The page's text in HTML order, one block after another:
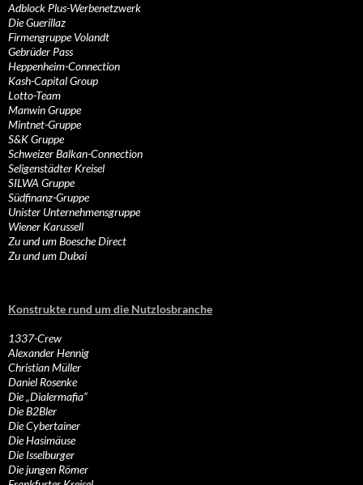
Adblock Plus-Werbenetzwerk
Die Guerillaz
Firmengruppe Volandt
Gebrüder Pass
Heppenheim-Connection
Kash-Capital Group
Lotto-Team
Manwin Gruppe
Mintnet-Gruppe
S&K Gruppe
Schweizer Balkan-Connection
Seligenstädter Kreisel
SILWA Gruppe
Südfinanz-Gruppe
Unister Unternehmensgruppe
Wiener Karussell
Zu und um Boesche Direct
Zu und um Dubai
Konstrukte rund um die Nutzlosbranche
1337-Crew
Alexander Hennig
Christian Müller
Daniel Rosenke
Die „Dialermafia“
Die B2Bler
Die Cybertainer
Die Hasimäuse
Die Isselburger
Die jungen Römer